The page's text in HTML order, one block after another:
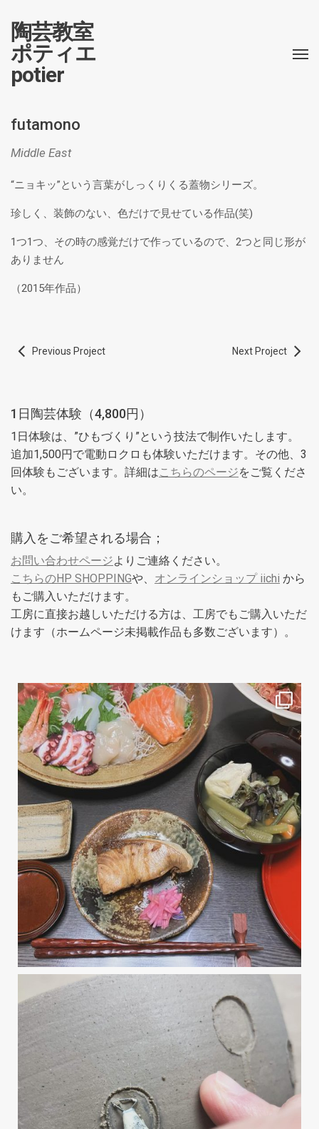
陶芸教室
ポティエ
potier
futamono
Middle East
“ニョキッ”という言葉がしっくりくる蓋物シリーズ。
珍しく、装飾のない、色だけで見せている作品(笑)
1つ1つ、その時の感覚だけで作っているので、2つと同じ形が
ありません
（2015年作品）
Previous Project Next Project
1日陶芸体験（4,800円）
1日体験は、”ひもづくり”という技法で制作いたします。
追加1,500円で電動ロクロも体験いただけます。その他、3
回体験もございます。詳細はこちらのページをご覧くださ
い。
購入をご希望される場合；
お問い合わせページよりご連絡ください。
こちらのHP SHOPPINGや、 オンラインショップ iichi から
もご購入いただけます。
工房に直接お越しいただける方は、工房でもご購入いただ
けます（ホームページ未掲載作品も多数ございます）。